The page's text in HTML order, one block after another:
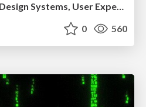
Building Experiences: Design Systems, User Experience, and Full Site Editing
0 560